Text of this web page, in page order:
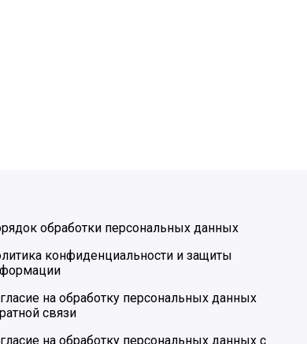
обработки персональных данных
конфиденциальности и защиты
на обработку персональных данных
связи
на обработку персональных данных с